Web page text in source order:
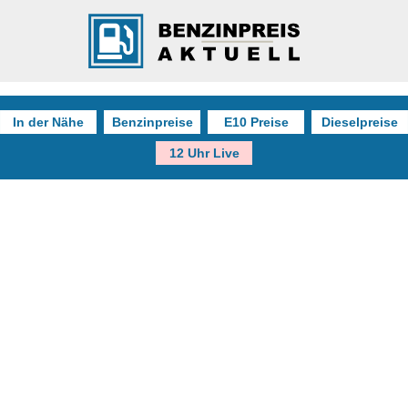
In der Nähe Benzinpreise E10 Preise Dieselpreise
12 Uhr Live